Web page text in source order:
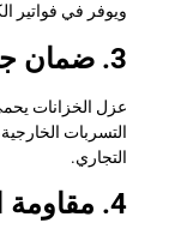
ويوفر في فواتير
3. ضمان جودة المياه
عزل الخزانات
التسربات
التجاري.
4. مقاومة العوامل المناخية